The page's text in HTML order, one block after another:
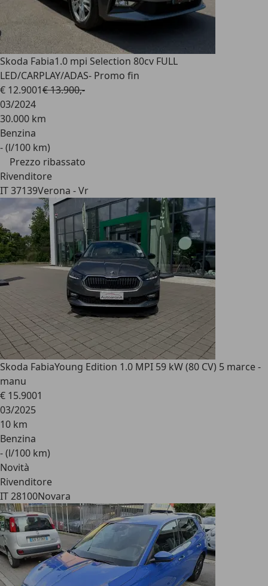
Skoda Fabia1.0 mpi Selection 80cv FULL
LED/CARPLAY/ADAS- Promo fin
€ 12.9001€ 13.900,-
03/2024
30.000 km
Benzina
- (l/100 km)
Prezzo ribassato
Rivenditore
IT 37139Verona - Vr
Skoda FabiaYoung Edition 1.0 MPI 59 kW (80 CV) 5 marce -
manu
€ 15.9001
03/2025
10 km
Benzina
- (l/100 km)
Novità
Rivenditore
IT 28100Novara